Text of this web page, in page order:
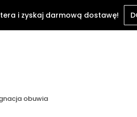
obuwia
i zyskaj darmową dostawę!